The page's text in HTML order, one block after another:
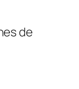
de